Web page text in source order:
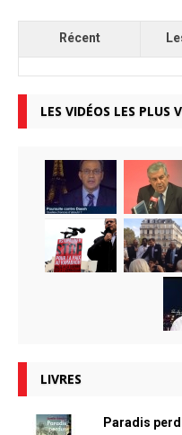
Récent
LES VIDÉOS LES PLUS
LIVRES
Paradis